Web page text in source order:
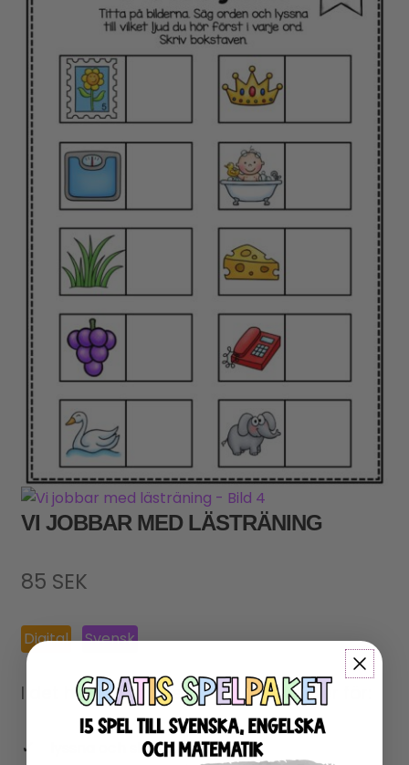
TIPSHÖRNAN
VI JOBBAR MED LÄSTRÄNING
85 SEK
Digital Svensk
I det här upplägget får du aktiviteter för:
lyssna och skriv första ljudet